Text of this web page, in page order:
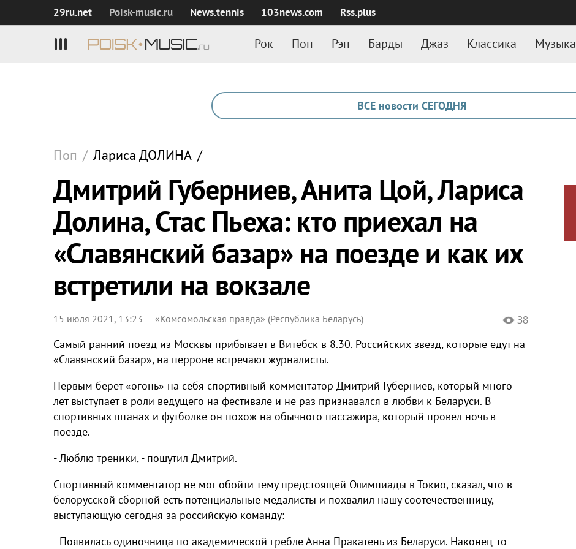
29ru.net Poisk‑music.ru News.tennis 103news.com Rss.plus
Рок Поп Рэп Барды Джаз Классика Музыка
ВСЕ новости СЕГОДНЯ
Поп / Лариса ДОЛИНА /
Дмитрий Губерниев, Анита Цой, Лариса
Долина, Стас Пьеха: кто приехал на
«Славянский базар» на поезде и как их
встретили на вокзале
15 июля 2021, 13:23 «Комсомольская правда» (Республика Беларусь) 38
Самый ранний поезд из Москвы прибывает в Витебск в 8.30. Российских звезд, которые едут на
«Славянский базар», на перроне встречают журналисты.
Первым берет «огонь» на себя спортивный комментатор Дмитрий Губерниев, который много
лет выступает в роли ведущего на фестивале и не раз признавался в любви к Беларуси. В
спортивных штанах и футболке он похож на обычного пассажира, который провел ночь в
поезде.
- Люблю треники, - пошутил Дмитрий.
Спортивный комментатор не мог обойти тему предстоящей Олимпиады в Токио, сказал, что в
белорусской сборной есть потенциальные медалисты и похвалил нашу соотечественницу,
выступающую сегодня за российскую команду:
- Появилась одиночница по академической гребле Анна Пракатень из Беларуси. Наконец-то